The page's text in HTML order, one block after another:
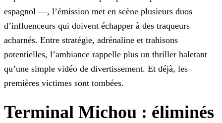
espagnol —, l’émission met en scène plusieurs duos
d’influenceurs qui doivent échapper à des traqueurs
acharnés. Entre stratégie, adrénaline et trahisons
potentielles, l’ambiance rappelle plus un thriller haletant
qu’une simple vidéo de divertissement. Et déjà, les
premières victimes sont tombées.
Terminal Michou : éliminés